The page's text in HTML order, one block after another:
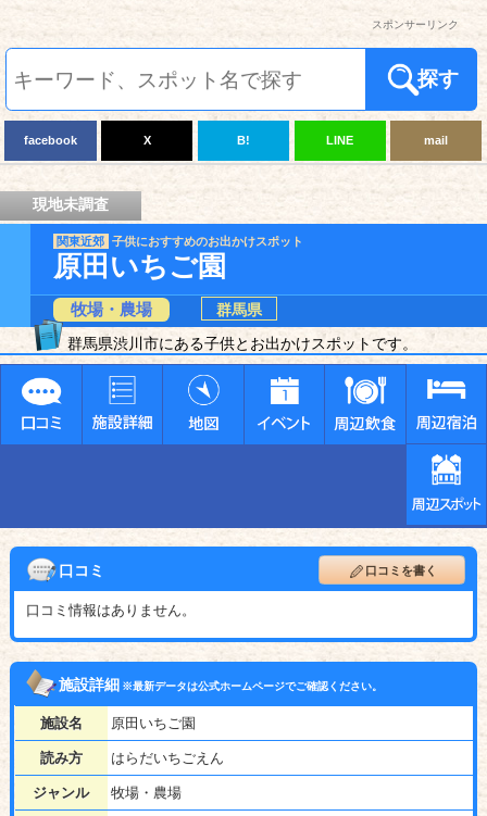
スポンサーリンク
探す
facebook X B! LINE mail
現地未調査
関東近郊 子供におすすめのお出かけスポット
原田いちご園
牧場・農場
群馬県
群馬県渋川市にある子供とお出かけスポットです。
口コミ 口コミを書く
口コミ情報はありません。
施設詳細※最新データは公式ホームページでご確認ください。
施設名 原田いちご園
読み方 はらだいちごえん
ジャンル 牧場・農場